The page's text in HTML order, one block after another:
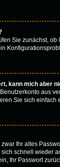
Sie zunächst,
kann mich aber
aus
Sie sich
Ihr altes
schnell wieder
Ihr Passwort